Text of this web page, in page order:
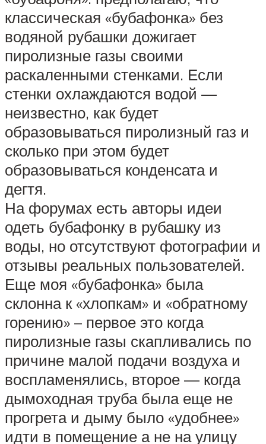
классическая «бубафонка» без
водяной рубашки дожигает
пиролизные газы своими
раскаленными стенками. Если
стенки охлаждаются водой —
неизвестно, как будет
образовываться пиролизный газ и
сколько при этом будет
образовываться конденсата и
дегтя.
На форумах есть авторы идеи
одеть бубафонку в рубашку из
воды, но отсутствуют фотографии и
отзывы реальных пользователей.
Еще моя «бубафонка» была
склонна к «хлопкам» и «обратному
горению» – первое это когда
пиролизные газы скапливались по
причине малой подачи воздуха и
воспламенялись, второе — когда
дымоходная труба была еще не
прогрета и дыму было «удобнее»
идти в помещение а не на улицу